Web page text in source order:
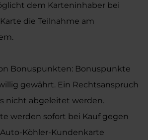
dem Karteninhaber bei
die Teilnahme am
Bonuspunkten: Bonuspunkte
gewährt. Ein Rechtsanspruch
nicht abgeleitet werden.
werden sofort bei Kauf gegen
Köhler-Kundenkarte